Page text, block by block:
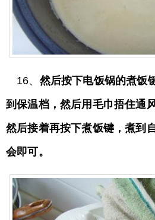
16、 然后按下电饭锅的煮饭
到保温档，然后用毛巾捂住通
然后接着再按下煮饭键，煮到
会即可。